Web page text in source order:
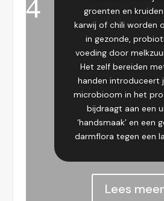
groenten en
karwij of chili worden
in gezonde,
voeding door
Het zelf bereiden
handen introduceert
microbioom in het
bijdraagt aan een
‘handsmaak’ en een
darmflora tegen een
Lees meer